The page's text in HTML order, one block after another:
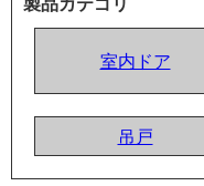
室内ドア
吊戸